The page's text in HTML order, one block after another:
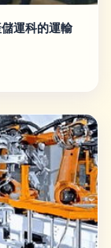
運科的運輸